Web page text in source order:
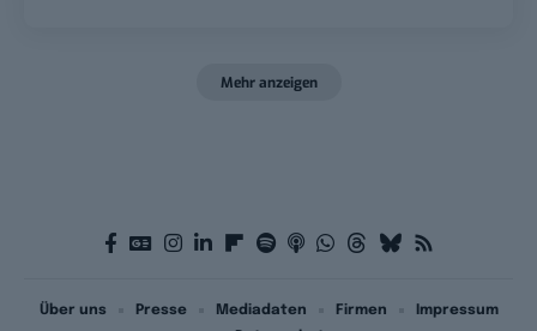
Mehr anzeigen
Über uns Presse Mediadaten Firmen
Impressum